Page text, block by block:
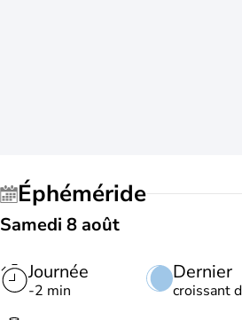
Éphéméride
Samedi 8 août
Journée
-2 min
Dernier
croissant